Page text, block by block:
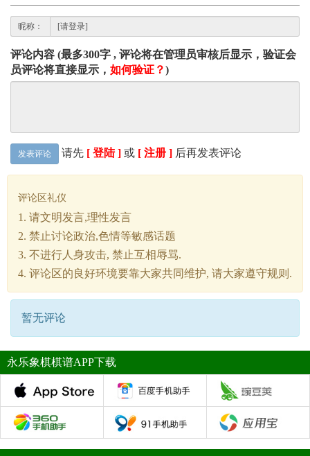
昵称：
评论内容 (最多300字 , 评论将在管理员审核后显示，验证会
员评论将直接显示， 如何验证？)
发表评论 请先 [ 登陆 ] 或 [ 注册 ] 后再发表评论
评论区礼仪
1. 请文明发言,理性发言
2. 禁止讨论政治,色情等敏感话题
3. 不进行人身攻击, 禁止互相辱骂.
4. 评论区的良好环境要靠大家共同维护, 请大家遵守规则.
暂无评论
永乐象棋棋谱APP下载